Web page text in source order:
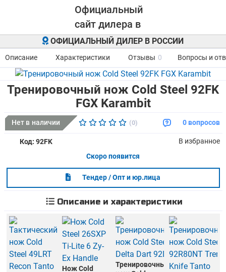
ОФИЦИАЛЬНЫЙ ДИЛЕР В РОССИИ
Описание Характеристики Отзывы 0 Вопросы и
Тренировочный нож Cold Steel 92FK
FGX Karambit
Код: 92FK
В избранное
Скоро появится
Тендер / Опт и юр.лица
Нет в наличии (0) 0 вопросов
Описание и характеристики
Нож Cold
Тренировочный